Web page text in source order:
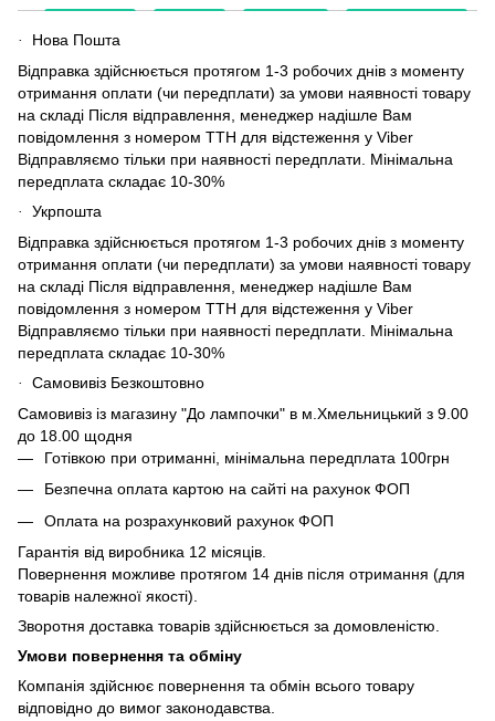
·
Нова Пошта
Відправка здійснюється протягом 1-3 робочих днів з моменту
отримання оплати (чи передплати) за умови наявності товару
на складі Після відправлення, менеджер надішле Вам
повідомлення з номером ТТН для відстеження у Viber
Відправляємо тільки при наявності передплати. Мінімальна
передплата складає 10-30%
·
Укрпошта
Відправка здійснюється протягом 1-3 робочих днів з моменту
отримання оплати (чи передплати) за умови наявності товару
на складі Після відправлення, менеджер надішле Вам
повідомлення з номером ТТН для відстеження у Viber
Відправляємо тільки при наявності передплати. Мінімальна
передплата складає 10-30%
·
Самовивіз Безкоштовно
Самовивіз із магазину "До лампочки" в м.Хмельницький з 9.00
до 18.00 щодня
Готівкою при отриманні, мінімальна передплата 100грн
Безпечна оплата картою на сайті на рахунок ФОП
Оплата на розрахунковий рахунок ФОП
Гарантія від виробника 12 місяців.
Повернення можливе протягом 14 днів після отримання (для
товарів належної якості).
Зворотня доставка товарів здійснюється за домовленістю.
Умови повернення та обміну
Компанія здійснює повернення та обмін всього товару
відповідно до вимог законодавства.